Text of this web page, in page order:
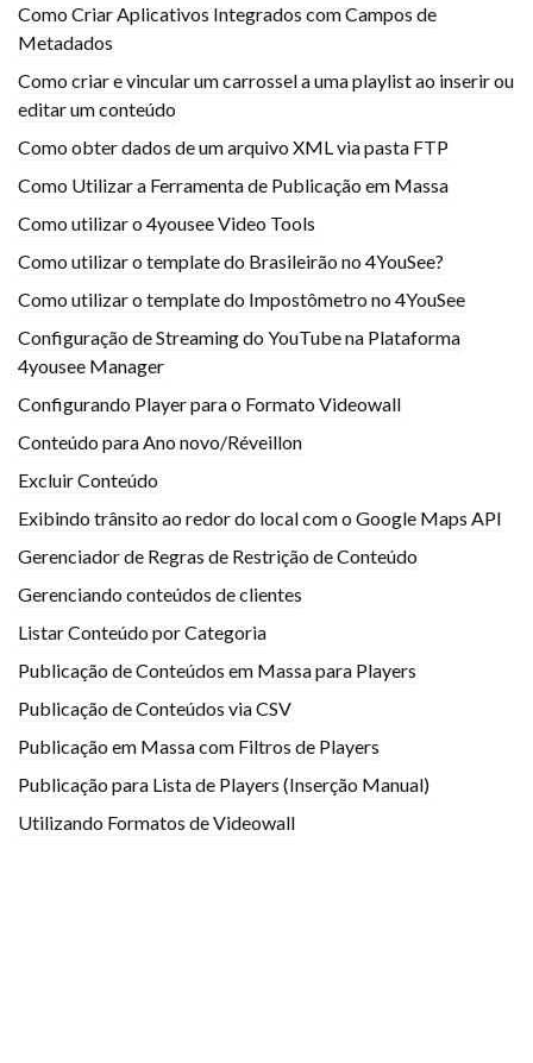
Como Criar Aplicativos Integrados com Campos de
Metadados
Como criar e vincular um carrossel a uma playlist ao inserir ou
editar um conteúdo
Como obter dados de um arquivo XML via pasta FTP
Como Utilizar a Ferramenta de Publicação em Massa
Como utilizar o 4yousee Video Tools
Como utilizar o template do Brasileirão no 4YouSee?
Como utilizar o template do Impostômetro no 4YouSee
Configuração de Streaming do YouTube na Plataforma
4yousee Manager
Configurando Player para o Formato Videowall
Conteúdo para Ano novo/Réveillon
Excluir Conteúdo
Exibindo trânsito ao redor do local com o Google Maps API
Gerenciador de Regras de Restrição de Conteúdo
Gerenciando conteúdos de clientes
Listar Conteúdo por Categoria
Publicação de Conteúdos em Massa para Players
Publicação de Conteúdos via CSV
Publicação em Massa com Filtros de Players
Publicação para Lista de Players (Inserção Manual)
Utilizando Formatos de Videowall